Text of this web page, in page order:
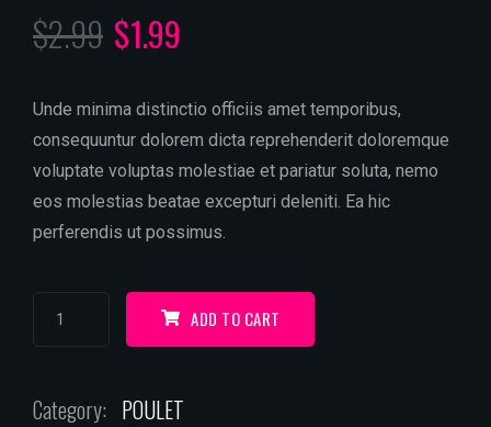
$2.99 $1.99
Unde minima distinctio officiis amet temporibus,
consequuntur dolorem dicta reprehenderit doloremque
voluptate voluptas molestiae et pariatur soluta, nemo
eos molestias beatae excepturi deleniti. Ea hic
perferendis ut possimus.
ADD TO CART
Category: POULET